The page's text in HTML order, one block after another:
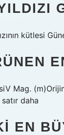
kütlesi
Mag.
daha
EN